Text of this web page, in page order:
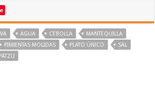
AGUA CEBOLLA
MANTEQUILLA
PIMIENTAS MOLIDAS PLATO ÚNICO
SAL